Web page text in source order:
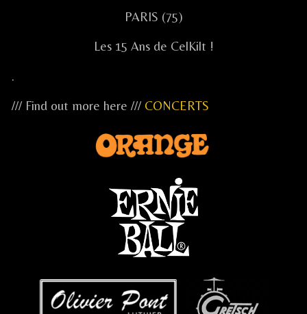
PARIS (75)
Les 15 Ans de CelKilt !
.
/// Find out more here /// CONCERTS